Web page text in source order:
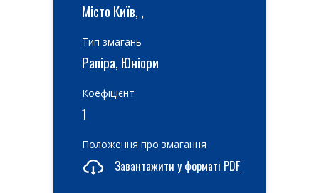
Місто Київ, ,
Тип змагань
Рапіра, Юніори
Коефіцієнт
1
Положення про змагання
Завантажити у форматі PDF